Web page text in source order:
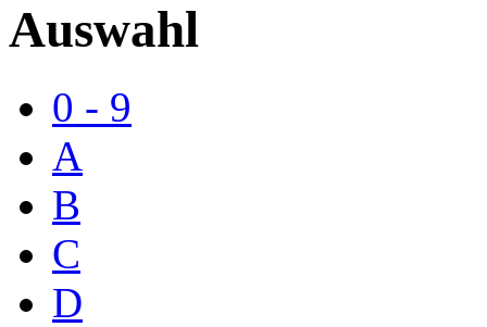
Auswahl
0 - 9
A
B
C
D